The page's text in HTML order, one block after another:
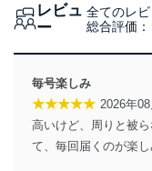
得・利用・提供
個人情報は、同
ます。また、目
措置を講じます。
法令遵守
レビュ
ー
総合評価：
全てのレビ
毎号楽しみ
★★★★★ 2026年
高いけど、周りと被
て、毎回届くのが楽し